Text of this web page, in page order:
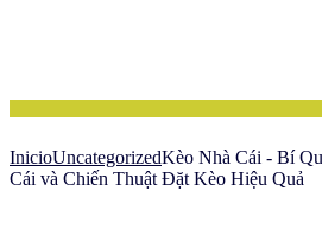
InicioUncategorizedKèo Nhà Cái - Bí
Cái và Chiến Thuật Đặt Kèo Hiệu Quả